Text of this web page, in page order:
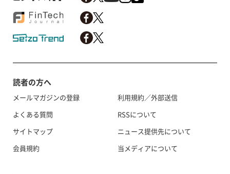
読者の方へ
メールマガジンの登録
よくある質問
サイトマップ
会員規約
利用規約／外部送信
RSSについて
ニュース提供先について
当メディアについて